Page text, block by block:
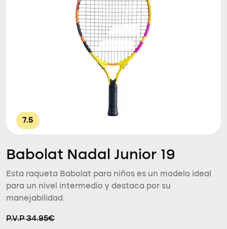
Comparador
Consultorio
7.5
Babolat Nadal Junior 19
Esta raqueta Babolat para niños es un modelo ideal
para un nivel intermedio y destaca por su
manejabilidad.
P.V.P 34.95€